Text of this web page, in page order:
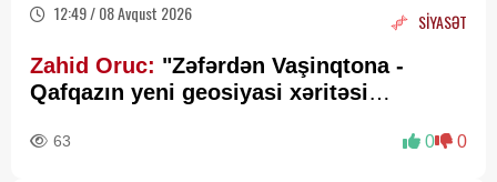
12:49 / 08 Avqust 2026 SİYASƏT
Zahid Oruc: "Zəfərdən Vaşinqtona -
Qafqazın yeni geosiyasi xəritəsi
63 0 0